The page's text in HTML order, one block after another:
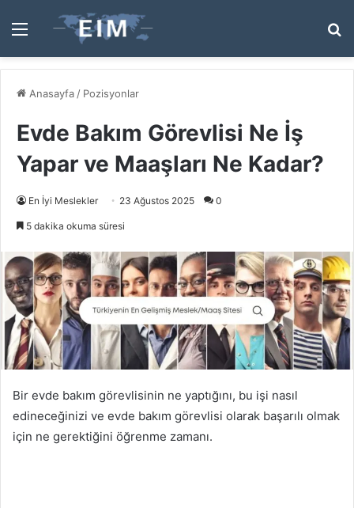
Menü
...
Anasayfa / Pozisyonlar
Evde Bakım Görevlisi Ne İş
Yapar ve Maaşları Ne Kadar?
En İyi Meslekler 23 Ağustos 2025 0
5 dakika okuma süresi
Bir evde bakım görevlisinin ne yaptığını, bu işi nasıl
edineceğinizi ve evde bakım görevlisi olarak başarılı olmak
için ne gerektiğini öğrenme zamanı.